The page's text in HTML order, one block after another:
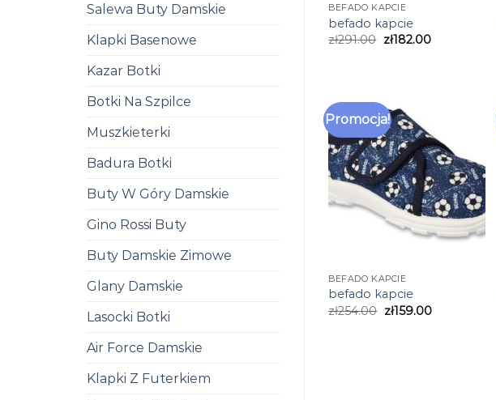
Salewa Buty Damskie
Klapki Basenowe
Kazar Botki
Botki Na Szpilce
Muszkieterki
Badura Botki
Buty W Góry Damskie
Gino Rossi Buty
Buty Damskie Zimowe
Glany Damskie
Lasocki Botki
Air Force Damskie
Klapki Z Futerkiem
BEFADO KAPCIE
befado kapcie
zł291.00 zł182.00
Promocja!
BEFADO KAPCIE
befado kapcie
zł254.00 zł159.00